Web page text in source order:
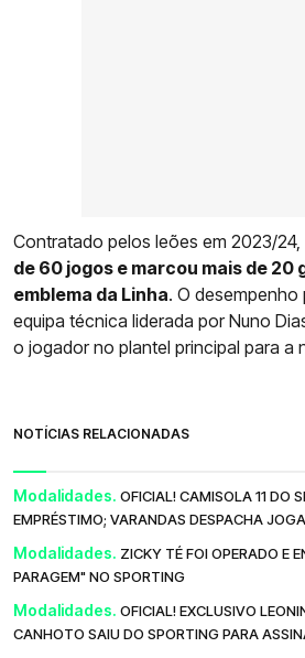
Contratado pelos leões em 2023/24,
de 60 jogos e marcou mais de 20
emblema da Linha. O
equipa técnica liderada por Nuno
o jogador no plantel principal para a
NOTÍCIAS RELACIONADAS
Modalidades. OFICIAL! CAMISOLA 11 DO
EMPRÉSTIMO; VARANDAS DESPACHA
Modalidades. ZICKY TÉ FOI OPERADO E
PARAGEM" NO SPORTING
Modalidades. OFICIAL! EXCLUSIVO
CANHOTO SAIU DO SPORTING PARA